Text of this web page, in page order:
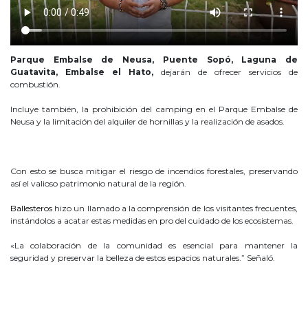
Parque Embalse de Neusa, Puente Sopó, Laguna de
Guatavita, Embalse el Hato, dejarán de ofrecer servicios de
combustión.
Incluye también, la prohibición del camping en el Parque Embalse de
Neusa y la limitación del alquiler de hornillas y la realización de asados.
Con esto se busca mitigar el riesgo de incendios forestales, preservando
así el valioso patrimonio natural de la región.
Ballesteros hizo un llamado a la comprensión de los visitantes frecuentes,
instándolos a acatar estas medidas en pro del cuidado de los ecosistemas.
«La colaboración de la comunidad es esencial para mantener la
seguridad y preservar la belleza de estos espacios naturales.” Señaló.